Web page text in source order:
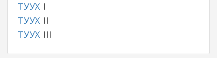
ТУУХ I
ТУУХ II
ТУУХ III